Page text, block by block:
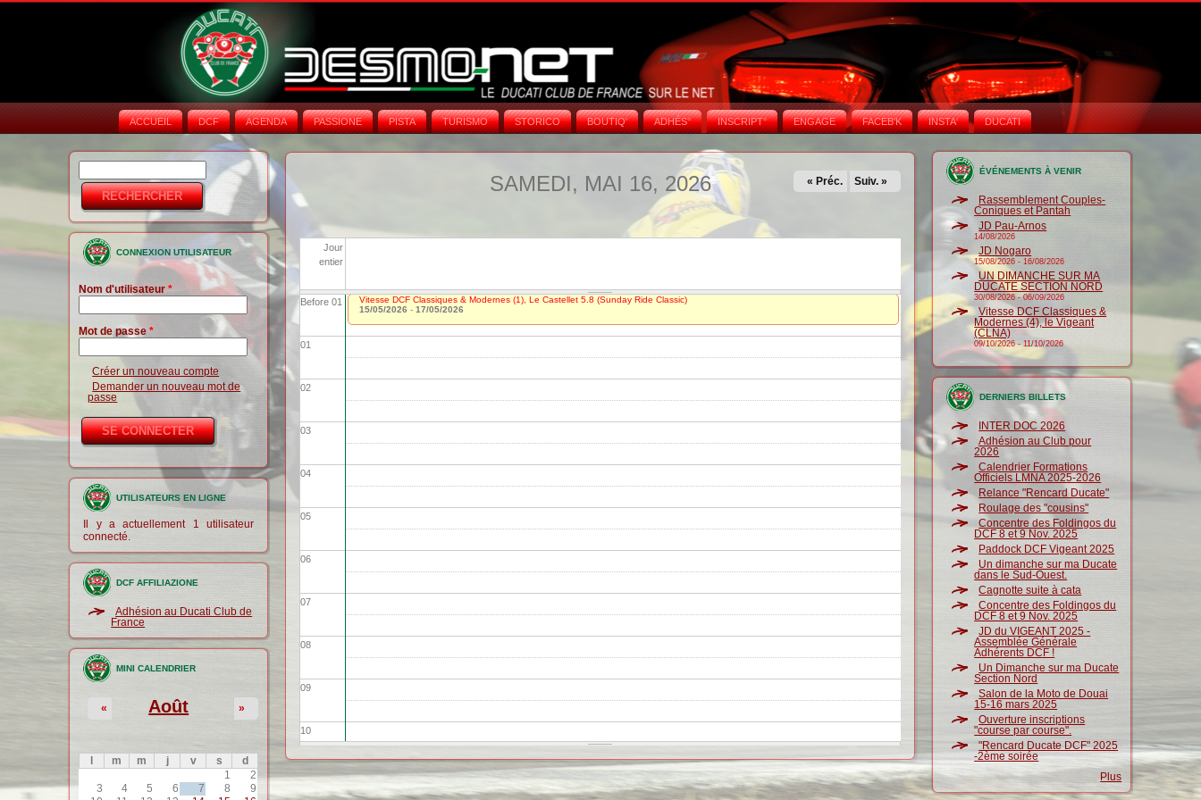
ACCUEIL DCF AGENDA PASSIONE PISTA TURISMO STORICO BOUTIQ' ADHÉS° INSCRIPT° ENGAGE FACEB'K INSTA‘ DUCATI
Formulaire de
recherche
CONNEXION UTILISATEUR
Nom d'utilisateur*
Mot de passe*
Créer un nouveau compte
Demander un nouveau mot de
passe
UTILISATEURS EN LIGNE
Il y a actuellement 1 utilisateur
connecté.
DCF AFFILIAZIONE
Adhésion au Ducati Club de
France
MINI CALENDRIER
Août
« »
m m j v s
d
1
2
3
4 5 6 7 8
9
SAMEDI, MAI 16, 2026 « Préc. Suiv. »
Jour
entier
Before 01
01
02
03
04
05
06
07
08
09
10
Vitesse DCF Classiques & Modernes (1), Le Castellet 5.8 (Sunday Ride Classic)
15/05/2026 -17/05/2026
ÉVÉNEMENTS À VENIR
Rassemblement Couples-
Coniques et Pantah
JD Pau-Arnos
14/08/2026
JD Nogaro
15/08/2026 -16/08/2026
UN DIMANCHE SUR MA
DUCATE SECTION NORD
30/08/2026-06/09/2026
Vitesse DCF Classiques &
Modernes (4), le Vigeant
(CLNA)
09/10/2026-11/10/2026
DERNIERS BILLETS
INTER DOC 2026
Adhésion au Club pour
2026
Calendrier Formations
Officiels LMNA 2025-2026
Relance "Rencard Ducate"
Roulage des "cousins"
Concentre des Foldingos du
DCF 8 et 9 Nov. 2025
Paddock DCF Vigeant 2025
Un dimanche sur ma Ducate
dans le Sud-Ouest.
Cagnotte suite à cata
Concentre des Foldingos du
DCF 8 et 9 Nov. 2025
JD du VIGEANT 2025 -
Assemblée Générale
Adhérents DCF !
Un Dimanche sur ma Ducate
Section Nord
Salon de la Moto de Douai
15-16 mars 2025
Ouverture inscriptions
"course par course".
"Rencard Ducate DCF" 2025
-2ème soirée
Plus